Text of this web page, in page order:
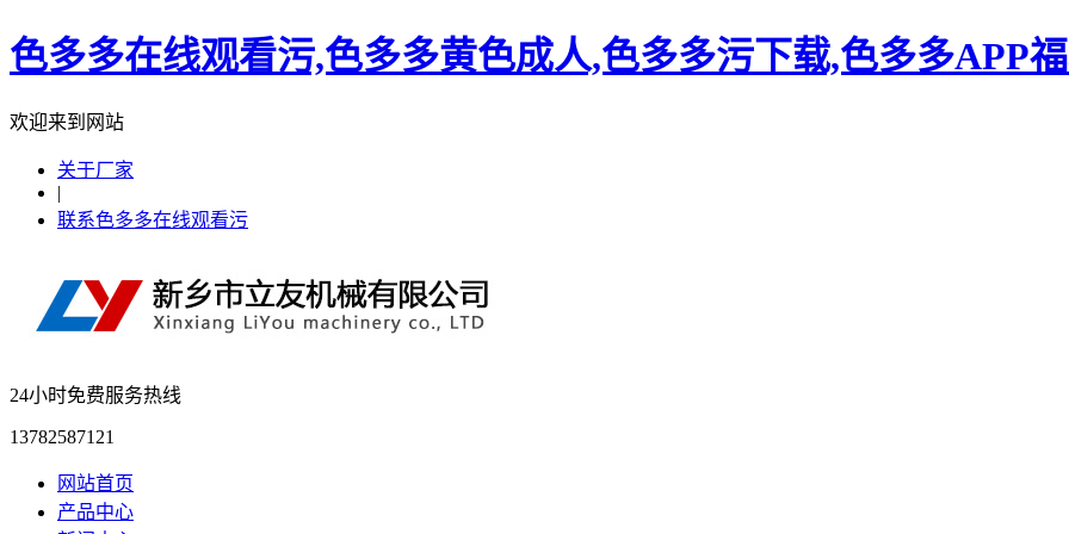
色多多在线观看污,色多多黄色成人,色多多污下载,色多多APP
欢迎来到网站
关于厂家
|
联系色多多在线观看污
24小时免费服务热线
13782587121
网站首页
产品中心